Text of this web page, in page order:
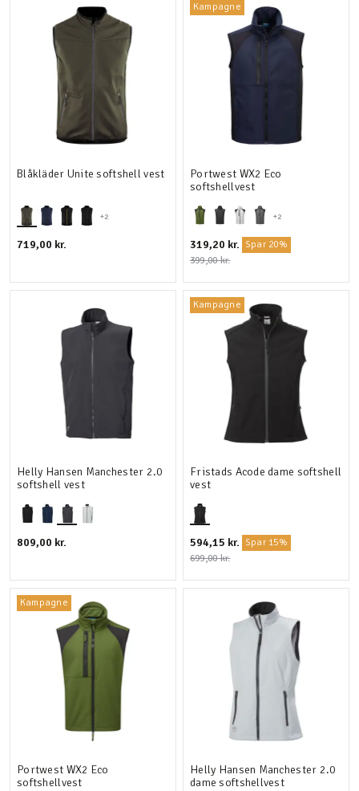
+2
Blåkläder Unite softshell vest
719,00 kr.
Kampagne
+2
Portwest WX2 Eco
softshellvest
319,20 kr. Spar 20%
399,00 kr.
Helly Hansen Manchester 2.0
softshell vest
809,00 kr.
Kampagne
Fristads Acode dame softshell
vest
594,15 kr. Spar 15%
699,00 kr.
Kampagne
Portwest WX2 Eco
softshellvest
Helly Hansen Manchester 2.0
dame softshellvest